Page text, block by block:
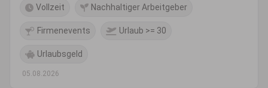
Vollzeit Nachhaltiger Arbeitgeber
Firmenevents Urlaub >= 30
Urlaubsgeld
05.08.2026